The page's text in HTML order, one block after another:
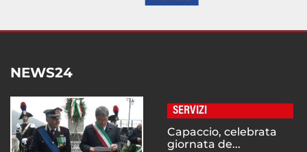
NEWS24
SERVIZI
Capaccio, celebrata
giornata de...